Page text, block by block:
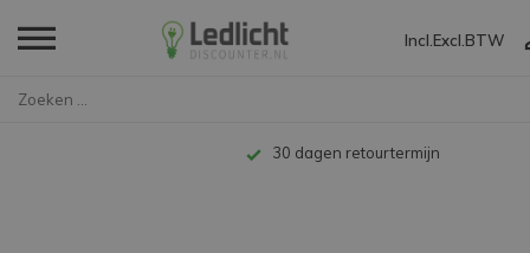
Incl. Excl. BTW
30 dagen retourtermijn